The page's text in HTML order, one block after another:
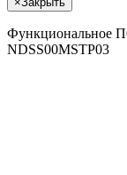
Функциональное
NDSS00MSTP03